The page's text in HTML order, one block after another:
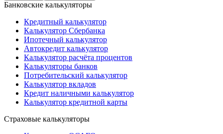
Банковские калькуляторы
Кредитный калькулятор
Калькулятор Сбербанка
Ипотечный калькулятор
Автокредит калькулятор
Калькулятор расчёта процентов
Калькуляторы банков
Потребительский калькулятор
Калькулятор вкладов
Кредит наличными калькулятор
Калькулятор кредитной карты
Страховые калькуляторы